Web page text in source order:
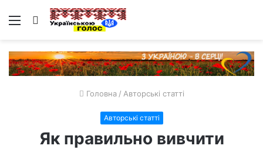
Меню Пошук
Головна / Авторські статті
Авторські статті
Як правильно вивчити